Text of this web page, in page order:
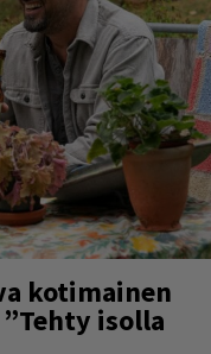
kotimainen
isolla